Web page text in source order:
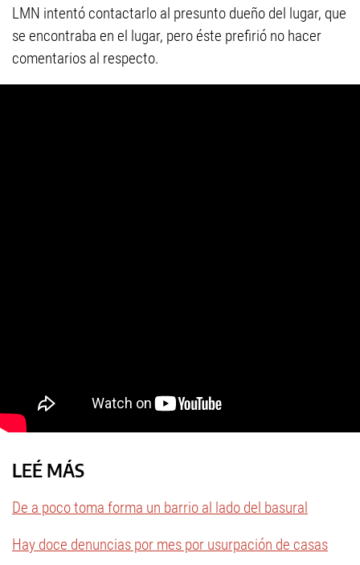
LMN intentó contactarlo al presunto dueño del lugar, que
se encontraba en el lugar, pero éste prefirió no hacer
comentarios al respecto.
LEÉ MÁS
De a poco toma forma un barrio al lado del basural
Hay doce denuncias por mes por usurpación de casas